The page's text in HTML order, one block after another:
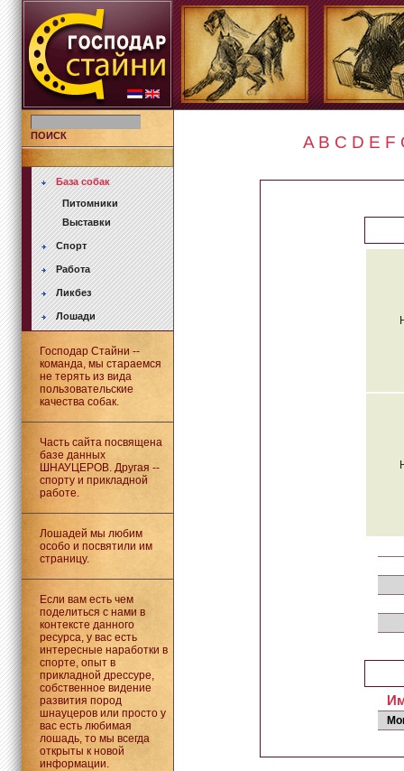
ПОИСК
База собак
Питомники
Выставки
Спорт
Работа
Ликбез
Лошади
Господар Стайни --
команда, мы стараемся
не терять из вида
пользовательские
качества собак.
Часть сайта посвящена
базе данных
ШНАУЦЕРОВ. Другая --
спорту и прикладной
работе.
Лошадей мы любим
особо и посвятили им
страницу.
Если вам есть чем
поделиться с нами в
контексте данного
ресурса, у вас есть
интересные наработки в
спорте, опыт в
прикладной дрессуре,
собственное видение
развития пород
шнауцеров или просто у
вас есть любимая
лошадь, то мы всегда
открыты к новой
информации.
A B C D E F